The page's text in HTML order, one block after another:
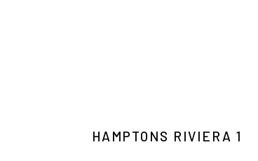
HAMPTONS RIVIERA 1